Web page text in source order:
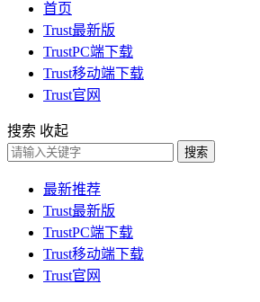
首页
Trust最新版
TrustPC端下载
Trust移动端下载
Trust官网
搜索 收起
搜索
最新推荐
Trust最新版
TrustPC端下载
Trust移动端下载
Trust官网